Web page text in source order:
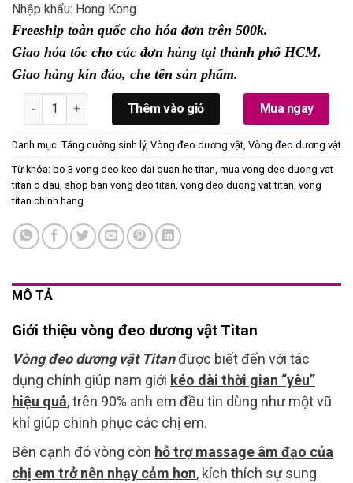
Nhập khẩu: Hong Kong
Freeship toàn quốc cho hóa đơn trên 500k.
Giao hỏa tốc cho các đơn hàng tại thành phố HCM.
Giao hàng kín đáo, che tên sản phẩm.
Vòng Đeo Dương Vật Titan Hàng Chính Hãng Tăng Kích
Thêm vào giỏ Mua ngay
Danh mục: Tăng cường sinh lý, Vòng đeo dương vật, Vòng đeo dương vật
Từ khóa: bo 3 vong deo keo dai quan he titan, mua vong deo duong vat
titan o dau, shop ban vong deo titan, vong deo duong vat titan, vong
titan chinh hang
MÔ TẢ
Giới thiệu vòng đeo dương vật Titan
Vòng đeo dương vật Titanđược biết đến với tác
dụng chính giúp nam giới kéo dài thời gian “yêu”
hiệu quả, trên 90% anh em đều tin dùng như một vũ
khí giúp chinh phục các chị em.
Bên cạnh đó vòng còn hỗ trợ massage âm đạo của
chị em trở nên nhạy cảm hơn, kích thích sự sung